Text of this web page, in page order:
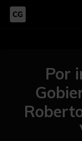
Por